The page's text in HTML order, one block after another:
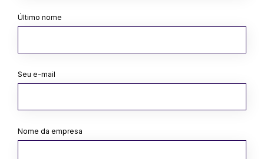
Último nome
Seu e-mail
Nome da empresa